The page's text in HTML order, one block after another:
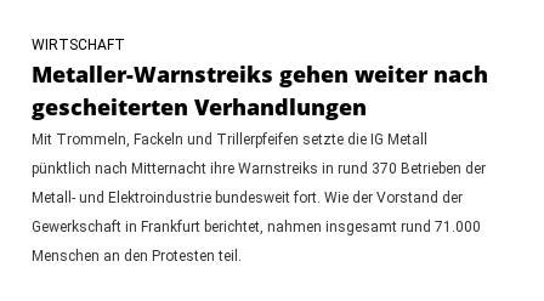
WIRTSCHAFT
Metaller-Warnstreiks gehen weiter nach
gescheiterten Verhandlungen
Mit Trommeln, Fackeln und Trillerpfeifen setzte die IG Metall
pünktlich nach Mitternacht ihre Warnstreiks in rund 370 Betrieben der
Metall- und Elektroindustrie bundesweit fort. Wie der Vorstand der
Gewerkschaft in Frankfurt berichtet, nahmen insgesamt rund 71.000
Menschen an den Protesten teil.